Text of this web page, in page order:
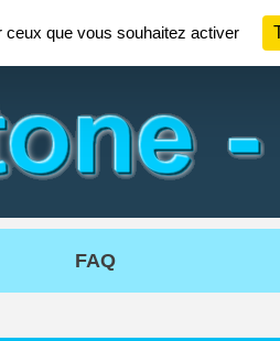
FAQ
que vous souhaitez activer